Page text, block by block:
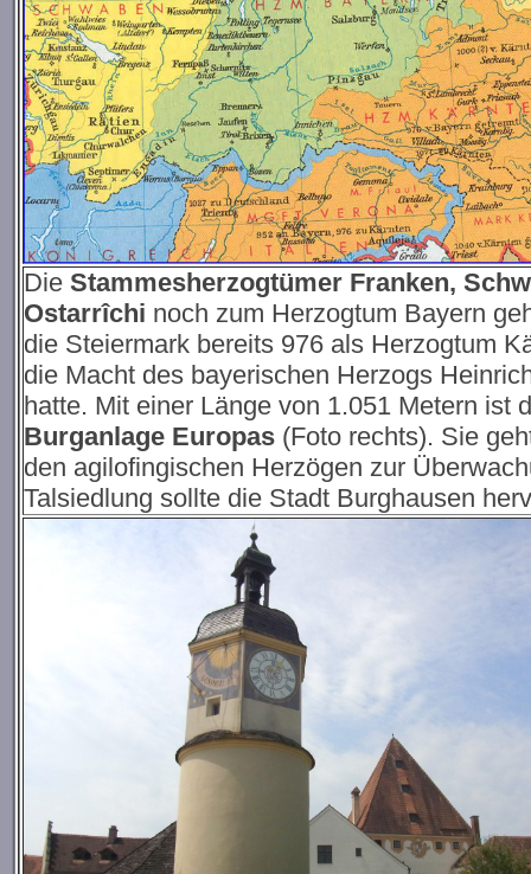
Die Stammesherzogtümer Franken,
Ostarrîchi noch zum Herzogtum Bayern
die Steiermark bereits 976 als Herzogtum
die Macht des bayerischen Herzogs
hatte. Mit einer Länge von 1.051 Metern ist
Burganlage Europas (Foto rechts). Sie
den agilofingischen Herzögen zur
Talsiedlung sollte die Stadt Burghausen